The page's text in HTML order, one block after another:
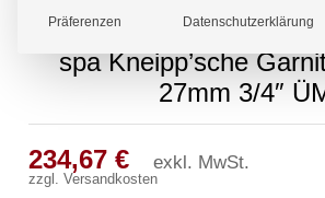
spa Kneipp’sche
27mm 3/4″
234,67€ exkl. MwSt.
zzgl.Versandkosten
Präferenzen Datenschutzerklärung